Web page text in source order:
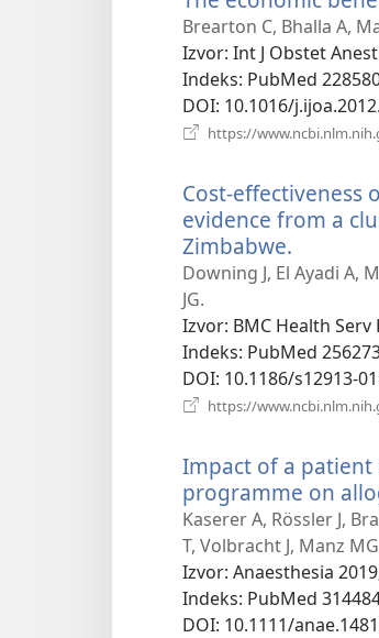
Brearton C, Bhalla A,
Izvor‎: Int J Obstet
Indeks‎: PubMed
DOI‎: 10.1016/
https://
Cost-effectiveness
evidence from a
Zimbabwe.
se
prozor)
Downing J, El Ayadi A,
JG.
Izvor‎: BMC Health Serv
Indeks‎: PubMed
DOI‎: 10.1186/s12913-
https://
Impact of a
programme on
Kaserer A, Rössler J,
T, Volbracht J, Manz
Izvor‎: Anaesthesia
Indeks‎: PubMed
DOI‎: 10.1111/